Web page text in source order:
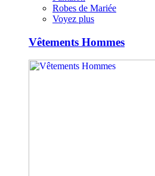
Robes de Mariée
Voyez plus
Vêtements Hommes